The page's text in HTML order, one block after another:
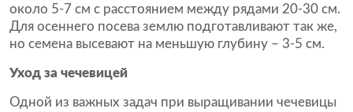
около 5-7 см с расстоянием между рядами 20-30 см.
Для осеннего посева землю подготавливают так же,
но семена высевают на меньшую глубину – 3-5 см.
Уход за чечевицей
Одной из важных задач при выращивании чечевицы